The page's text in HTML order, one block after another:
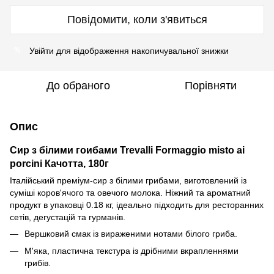
Повідомити, коли з'явиться
Увійти для відображення накопичувальної знижки
До обраного Порівняти
Опис
Сир з білими гоибами Trevalli Formaggio misto ai
porcini Качотта, 180г
Італійський преміум-сир з білими грибами, виготовлений із
суміші коров'ячого та овечого молока. Ніжний та ароматний
продукт в упаковці 0.18 кг, ідеально підходить для ресторанних
сетів, дегустацій та гурманів.
Вершковий смак із вираженими нотами білого гриба.
М'яка, пластична текстура із дрібними вкрапленнями
грибів.